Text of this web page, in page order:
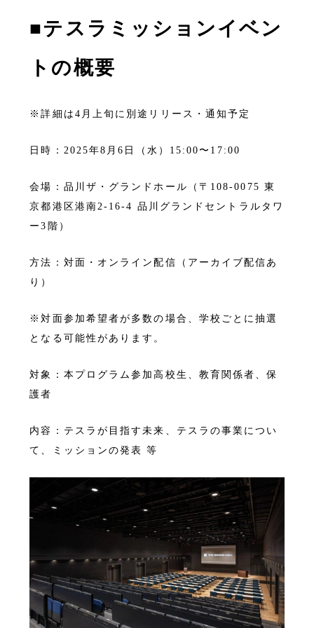
■テスラミッションイベン
トの概要
※詳細は4月上旬に別途リリース・通知予定
日時：2025年8月6日（水）15:00〜17:00
会場：品川ザ・グランドホール（〒108-0075 東
京都港区港南2-16-4 品川グランドセントラルタワ
ー3階）
方法：対面・オンライン配信（アーカイブ配信あ
り）
※対面参加希望者が多数の場合、学校ごとに抽選
となる可能性があります。
対象：本プログラム参加高校生、教育関係者、保
護者
内容：テスラが目指す未来、テスラの事業につい
て、ミッションの発表 等